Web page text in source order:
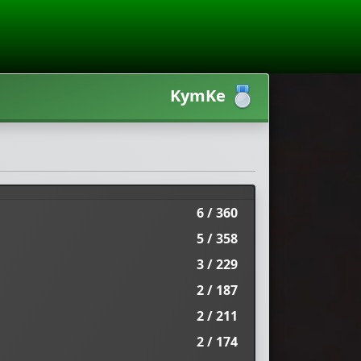
KymKe
6 / 360
5 / 358
3 / 229
2 / 187
2 / 211
2 / 174